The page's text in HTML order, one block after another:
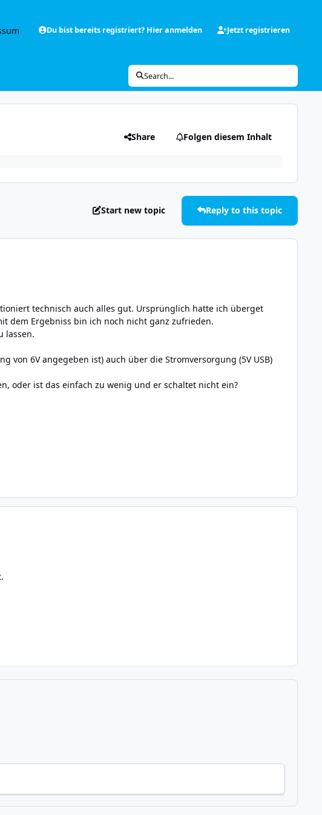
Du bist bereits registriert? Hier anmelden Jetzt registrieren
Search...
Share Folgen diesem Inhalt
Start new topic Reply to this topic
technisch auch alles gut. Ursprünglich hatte ich überget
dem Ergebniss bin ich noch nicht ganz zufrieden.
lassen.
von 6V angegeben ist) auch über die Stromversorgung (5V USB)
oder ist das einfach zu wenig und er schaltet nicht ein?